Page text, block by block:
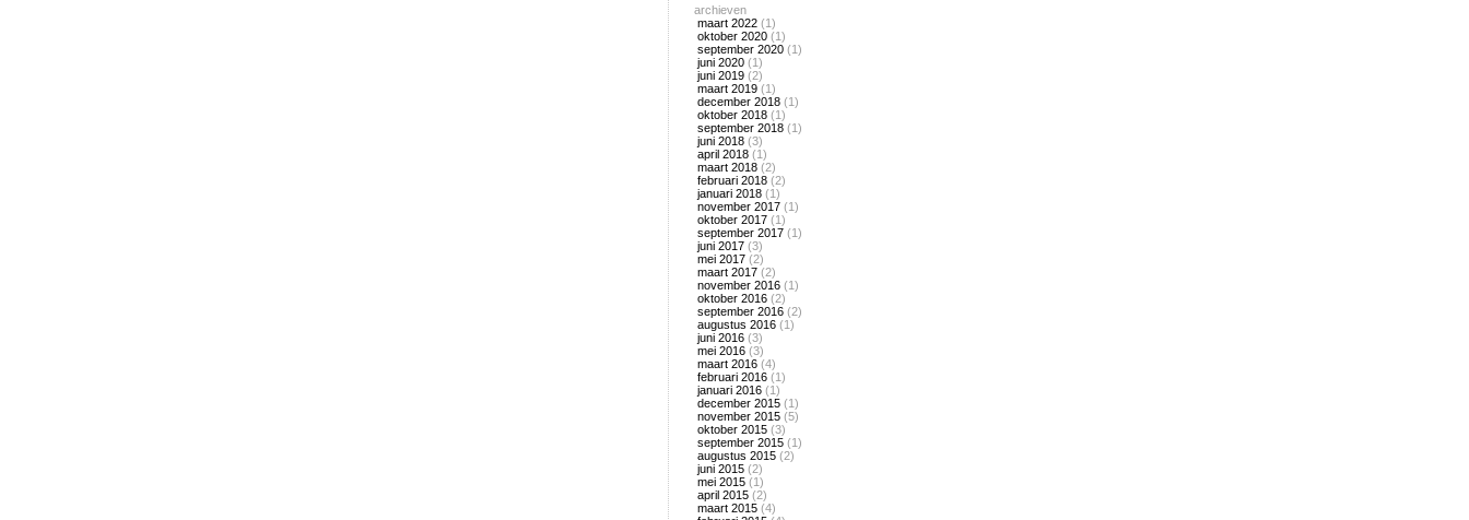
archieven
maart 2022 (1)
oktober 2020 (1)
september 2020 (1)
juni 2020 (1)
juni 2019 (2)
maart 2019 (1)
december 2018 (1)
oktober 2018 (1)
september 2018 (1)
juni 2018 (3)
april 2018 (1)
maart 2018 (2)
februari 2018 (2)
januari 2018 (1)
november 2017 (1)
oktober 2017 (1)
september 2017 (1)
juni 2017 (3)
mei 2017 (2)
maart 2017 (2)
november 2016 (1)
oktober 2016 (2)
september 2016 (2)
augustus 2016 (1)
juni 2016 (3)
mei 2016 (3)
maart 2016 (4)
februari 2016 (1)
januari 2016 (1)
december 2015 (1)
november 2015 (5)
oktober 2015 (3)
september 2015 (1)
augustus 2015 (2)
juni 2015 (2)
mei 2015 (1)
april 2015 (2)
maart 2015 (4)